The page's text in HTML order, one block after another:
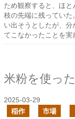
ため観察すると、ほ
枝の先端に残ってい
い出そうとしたが、
てこなかったことを実
米粉を使っ
2025-03-29
稲作
市場